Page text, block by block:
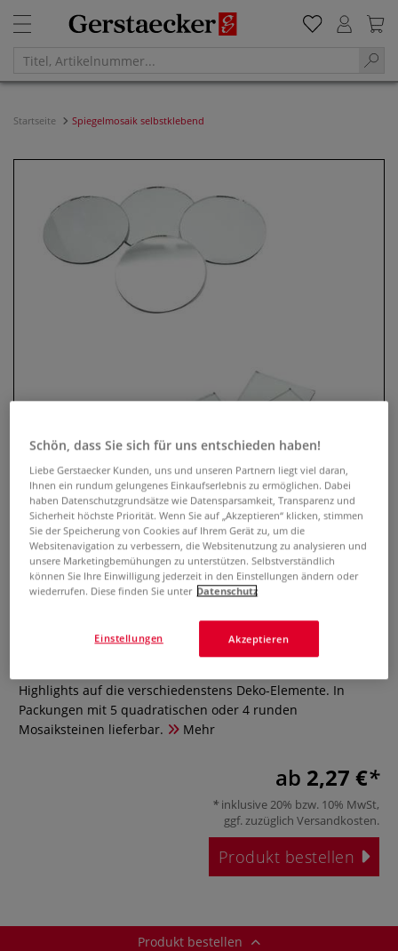
Startseite Spiegelmosaik selbstklebend
Spiegelmosaik selbstklebend
0 Bewertungen
Highlights auf die verschiedenstens Deko-Elemente. In
Packungen mit 5 quadratischen oder 4 runden
Mosaiksteinen lieferbar.
Mehr
ab 2,27 €
inklusive 20% bzw. 10% MwSt,
ggf. zuzüglich Versandkosten.
Produkt bestellen
Produkt bestellen
Schön, dass Sie sich für uns entschieden haben!
Liebe Gerstaecker Kunden, uns und unseren Partnern liegt viel daran,
Ihnen ein rundum gelungenes Einkaufserlebnis zu ermöglichen. Dabei
haben Datenschutzgrundsätze wie Datensparsamkeit, Transparenz und
Sicherheit höchste Priorität. Wenn Sie auf „Akzeptieren“ klicken, stimmen
Sie der Speicherung von Cookies auf Ihrem Gerät zu, um die
Websitenavigation zu verbessern, die Websitenutzung zu analysieren und
unsere Marketingbemühungen zu unterstützen. Selbstverständlich
können Sie Ihre Einwilligung jederzeit in den Einstellungen ändern oder
wiederrufen. Diese finden Sie unter Datenschutz
Akzeptieren
Einstellungen